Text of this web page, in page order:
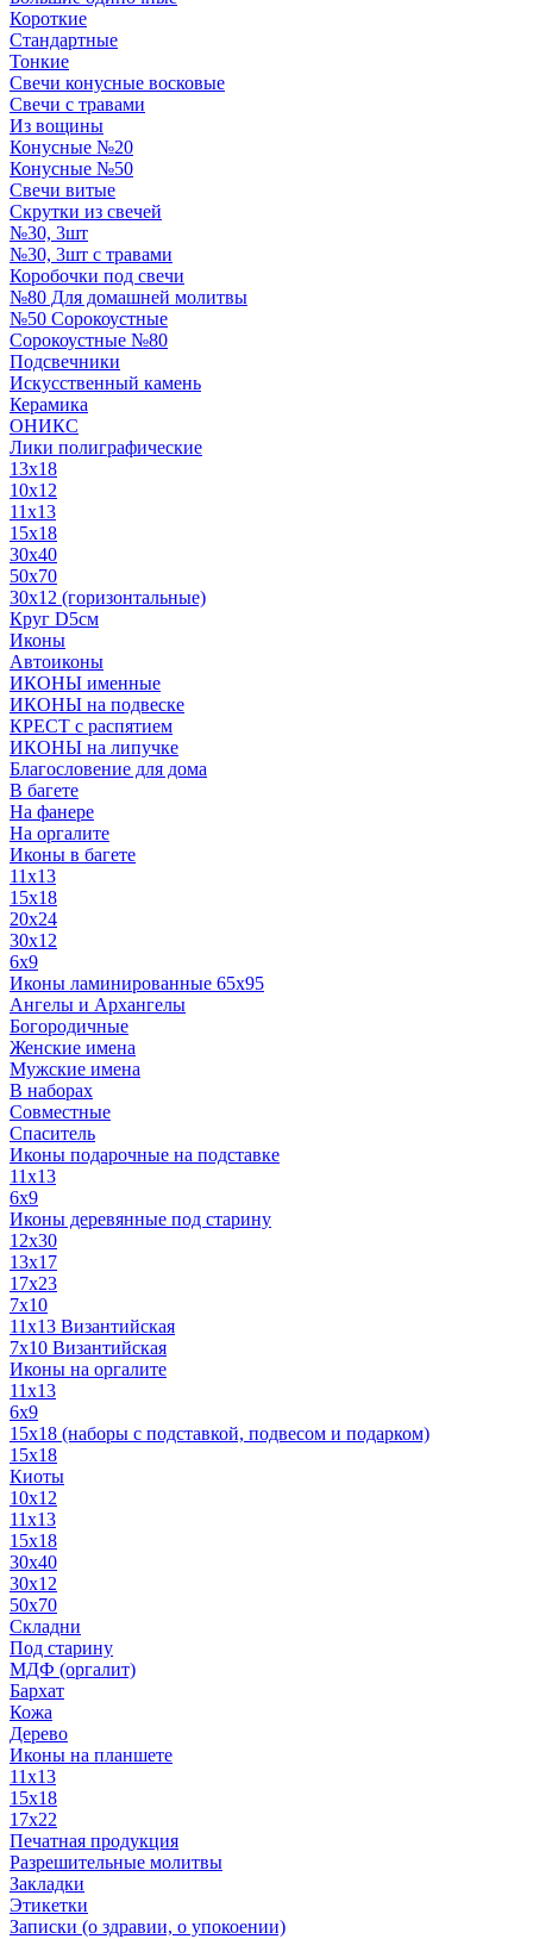
Короткие
Стандартные
Тонкие
Свечи конусные восковые
Свечи с травами
Из вощины
Конусные №20
Конусные №50
Свечи витые
Скрутки из свечей
№30, 3шт
№30, 3шт с травами
Коробочки под свечи
№80 Для домашней молитвы
№50 Сорокоустные
Сорокоустные №80
Подсвечники
Искусственный камень
Керамика
ОНИКС
Лики полиграфические
13x18
10x12
11х13
15х18
30x40
50x70
30x12 (горизонтальные)
Круг D5см
Иконы
Автоиконы
ИКОНЫ именные
ИКОНЫ на подвеске
КРЕСТ с распятием
ИКОНЫ на липучке
Благословение для дома
В багете
На фанере
На оргалите
Иконы в багете
11x13
15x18
20x24
30х12
6x9
Иконы ламинированные 65x95
Ангелы и Архангелы
Богородичные
Женские имена
Мужские имена
В наборах
Совместные
Спаситель
Иконы подарочные на подставке
11x13
6x9
Иконы деревянные под старину
12х30
13x17
17x23
7x10
11x13 Византийская
7x10 Византийская
Иконы на оргалите
11x13
6x9
15х18 (наборы с подставкой, подвесом и подарком)
15x18
Киоты
10x12
11x13
15x18
30x40
30х12
50x70
Складни
Под старину
МДФ (оргалит)
Бархат
Кожа
Дерево
Иконы на планшете
11х13
15х18
17х22
Печатная продукция
Разрешительные молитвы
Закладки
Этикетки
Записки (о здравии, о упокоении)